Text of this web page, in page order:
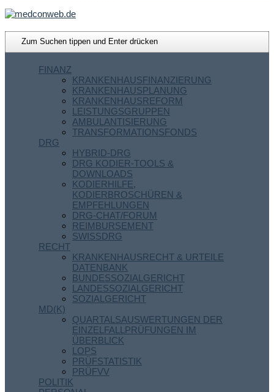
FINANZ
KRANKENHAUSFINANZIERUNG
KRANKENHAUSPLANUNG
KRANKENHAUSREFORM
LEISTUNGSGRUPPEN
AMBULANTISIERUNG
TRANSFORMATIONSFONDS
DRG
HYBRID-DRG
DRG KODIER-TOOLS &
DOWNLOADS
KODIERHILFE,
KODIERBROSCHÜREN &
EMPFEHLUNGEN
DRG-CHAT/FORUM
REIMBURSEMENT
SWISSDRG
RECHT
KRANKENHAUSRECHT & URTEILE
DATENBANK
BUNDESSOZIALGERICHT
LANDESSOZIALGERICHT
SOZIALGERICHT
MD(K)
QUARTALSAUSWERTUNGEN DER
EINZELFALLPRÜFUNGEN IM
ÜBERBLICK
LOPS
PRÜFSTATISTIK
PRÜFVV
POLITIK